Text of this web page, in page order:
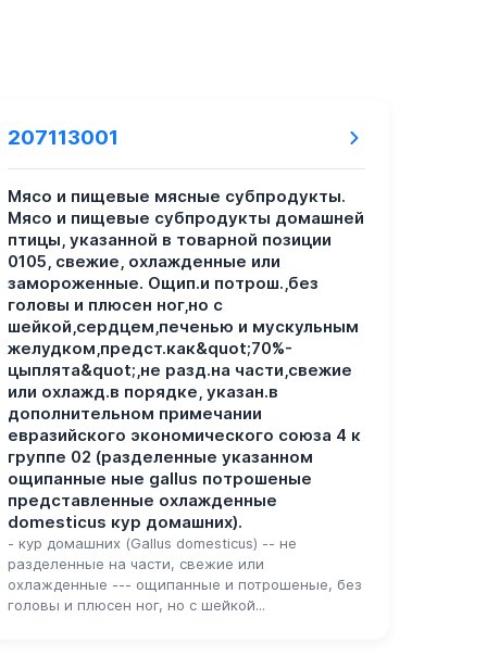
207113001
Мясо и пищевые мясные субпродукты.
Мясо и пищевые субпродукты домашней
птицы, указанной в товарной позиции
0105, свежие, охлажденные или
замороженные. Ощип.и потрош.,без
головы и плюсен ног,но с
шейкой,сердцем,печенью и мускульным
желудком,предст.как&quot;70%-
цыплята&quot;,не разд.на части,свежие
или охлажд.в порядке, указан.в
дополнительном примечании
евразийского экономического союза 4 к
группе 02 (разделенные указанном
ощипанные ные gallus потрошеные
представленные охлажденные
domesticus кур домашних).
- кур домашних (Gallus domesticus) -- не
разделенные на части, свежие или
охлажденные --- ощипанные и потрошеные, без
головы и плюсен ног, но с шейкой...